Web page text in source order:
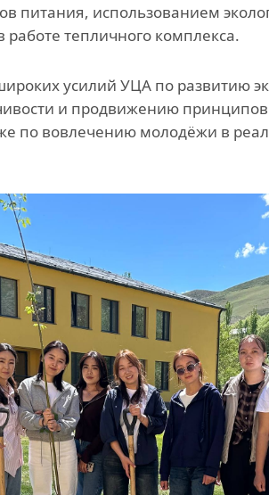
питания, использованием
тепличного комплекса.
усилий УЦА по развитию
и продвижению принципов
по вовлечению молодёжи в